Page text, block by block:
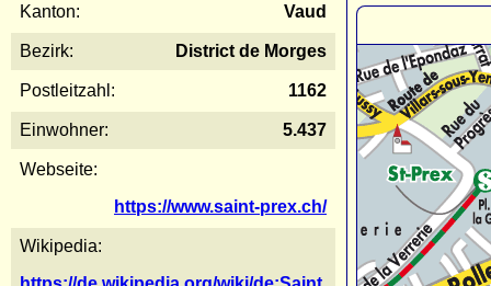
Kanton: Vaud
Bezirk: District de Morges
Postleitzahl: 1162
Einwohner: 5.437
Webseite:
https://www.saint-prex.ch/
Wikipedia: